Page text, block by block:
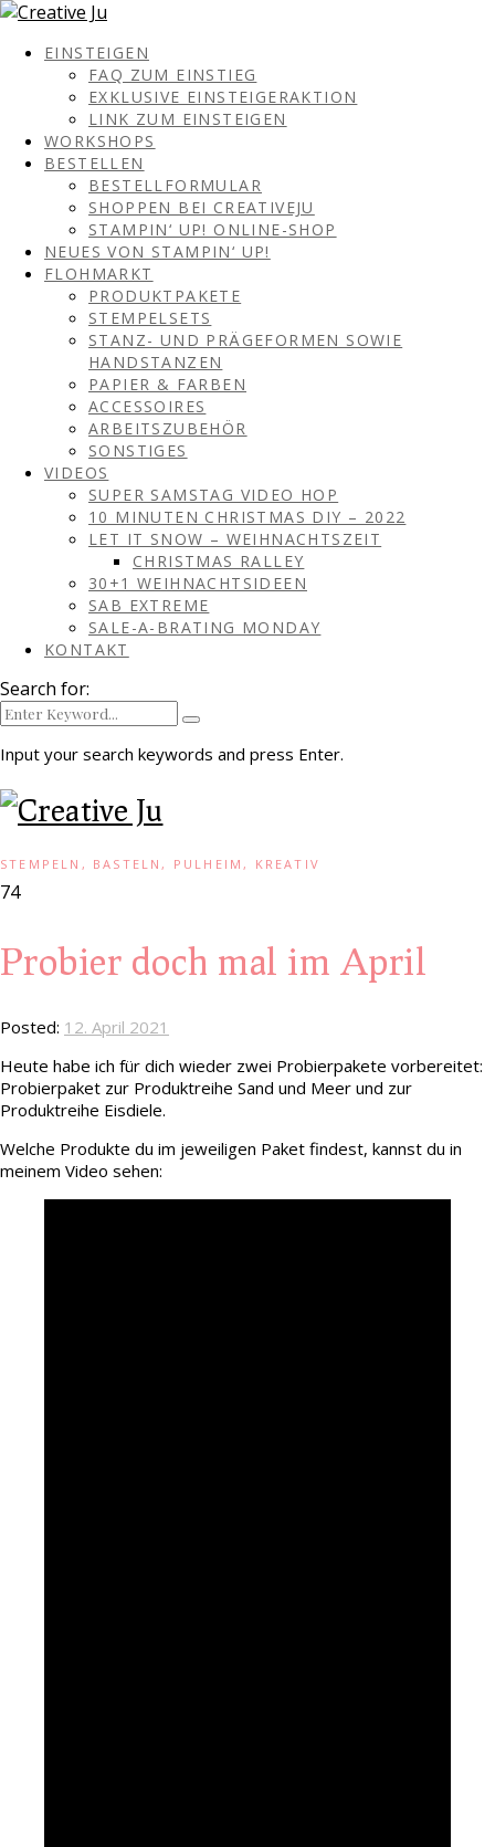
EINSTEIGEN
FAQ ZUM EINSTIEG
EXKLUSIVE EINSTEIGERAKTION
LINK ZUM EINSTEIGEN
WORKSHOPS
BESTELLEN
BESTELLFORMULAR
SHOPPEN BEI CREATIVEJU
STAMPIN‘ UP! ONLINE-SHOP
NEUES VON STAMPIN‘ UP!
FLOHMARKT
PRODUKTPAKETE
STEMPELSETS
STANZ- UND PRÄGEFORMEN SOWIE
HANDSTANZEN
PAPIER & FARBEN
ACCESSOIRES
ARBEITSZUBEHÖR
SONSTIGES
VIDEOS
SUPER SAMSTAG VIDEO HOP
10 MINUTEN CHRISTMAS DIY – 2022
LET IT SNOW – WEIHNACHTSZEIT
CHRISTMAS RALLEY
30+1 WEIHNACHTSIDEEN
SAB EXTREME
SALE-A-BRATING MONDAY
KONTAKT
Search for:
Input your search keywords and press Enter.
STEMPELN, BASTELN, PULHEIM, KREATIV
74
Probier doch mal im April
Posted: 12. April 2021
Heute habe ich für dich wieder zwei Probierpakete vorbereitet:
Probierpaket zur Produktreihe Sand und Meer und zur
Produktreihe Eisdiele.
Welche Produkte du im jeweiligen Paket findest, kannst du in
meinem Video sehen: